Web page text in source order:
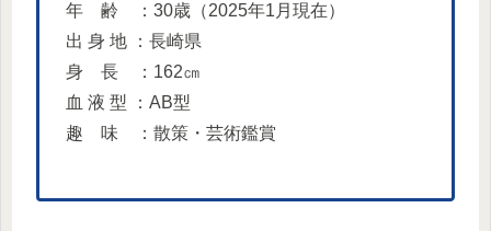
年 齢 ：30歳（2025年1月現在）
出 身 地 ：長崎県
身 長 ：162㎝
血 液 型 ：AB型
趣 味 ：散策・芸術鑑賞